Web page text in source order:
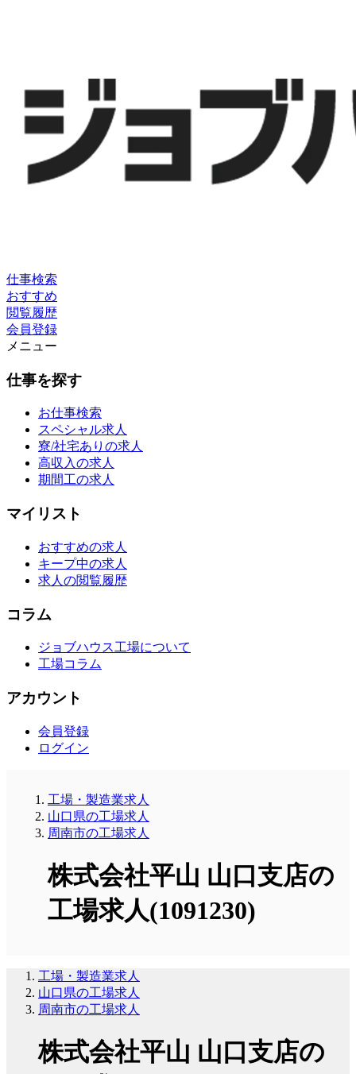
仕事検索
おすすめ
閲覧履歴
会員登録
メニュー
仕事を探す
お仕事検索
スペシャル求人
寮/社宅ありの求人
高収入の求人
期間工の求人
マイリスト
おすすめの求人
キープ中の求人
求人の閲覧履歴
コラム
ジョブハウス工場について
工場コラム
アカウント
会員登録
ログイン
工場・製造業求人
山口県の工場求人
周南市の工場求人
株式会社平山 山口支店の
工場求人(1091230)
工場・製造業求人
山口県の工場求人
周南市の工場求人
株式会社平山 山口支店の